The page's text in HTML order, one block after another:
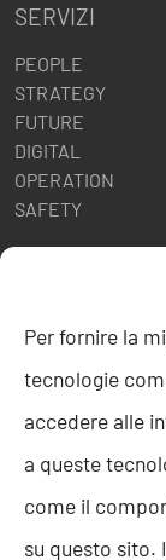
Per fornire la
tecnologie
accedere alle
a queste
come il
su questo sito.
SERVIZI
PEOPLE
STRATEGY
FUTURE
DIGITAL
OPERATION
SAFETY
POLITICHE
ISO 9001
ISO 27001
Codice etico
Segnalazione
Politica per la